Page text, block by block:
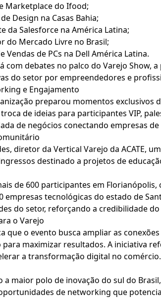
Marketplace do Ifood;
Design na Casas Bahia;
da Salesforce na América Latina;
do Mercado Livre no Brasil;
Vendas de PCs na Dell América Latina.
com debates no palco do Varejo Show,
do setor por empreendedores e
e Engajamento
preparou momentos exclusivos
de ideias para participantes VIP,
de negócios conectando empresas
diretor da Vertical Varejo da ACATE,
destinado a projetos de
de 600 participantes em
empresas tecnológicas do estado de
do setor, reforçando a credibilidade
o Varejo
que o evento busca ampliar as
maximizar resultados. A iniciativa
a transformação digital no comércio.
a maior polo de inovação do sul do
de networking que